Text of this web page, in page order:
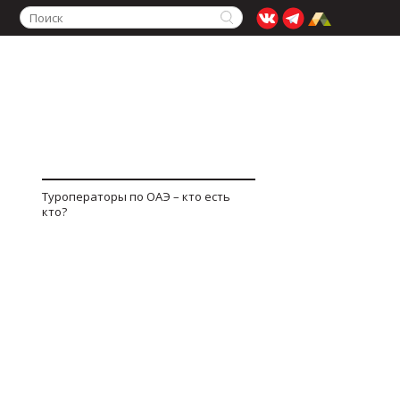
Туроператоры по ОАЭ – кто есть
кто?